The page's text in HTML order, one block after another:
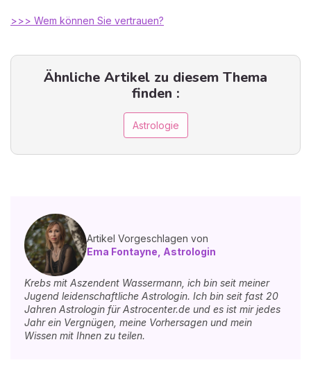
>>> Wem können Sie vertrauen?
Ähnliche Artikel zu diesem Thema
finden :
Astrologie
Artikel Vorgeschlagen von
Ema Fontayne, Astrologin
Krebs mit Aszendent Wassermann, ich bin seit meiner
Jugend leidenschaftliche Astrologin. Ich bin seit fast 20
Jahren Astrologin für Astrocenter.de und es ist mir jedes
Jahr ein Vergnügen, meine Vorhersagen und mein
Wissen mit Ihnen zu teilen.